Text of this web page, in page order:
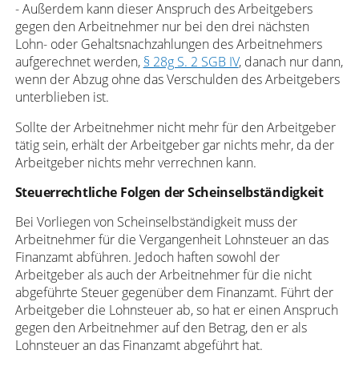
- Außerdem kann dieser Anspruch des Arbeitgebers
gegen den Arbeitnehmer nur bei den drei nächsten
Lohn- oder Gehaltsnachzahlungen des Arbeitnehmers
aufgerechnet werden, § 28g S. 2 SGB IV, danach nur dann,
wenn der Abzug ohne das Verschulden des Arbeitgebers
unterblieben ist.
Sollte der Arbeitnehmer nicht mehr für den Arbeitgeber
tätig sein, erhält der Arbeitgeber gar nichts mehr, da der
Arbeitgeber nichts mehr verrechnen kann.
Steuerrechtliche Folgen der Scheinselbständigkeit
Bei Vorliegen von Scheinselbständigkeit muss der
Arbeitnehmer für die Vergangenheit Lohnsteuer an das
Finanzamt abführen. Jedoch haften sowohl der
Arbeitgeber als auch der Arbeitnehmer für die nicht
abgeführte Steuer gegenüber dem Finanzamt. Führt der
Arbeitgeber die Lohnsteuer ab, so hat er einen Anspruch
gegen den Arbeitnehmer auf den Betrag, den er als
Lohnsteuer an das Finanzamt abgeführt hat.